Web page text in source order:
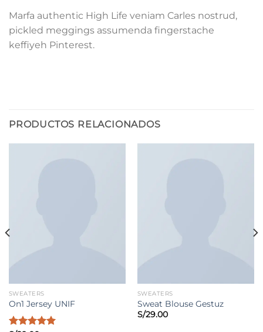
Marfa authentic High Life veniam Carles nostrud,
pickled meggings assumenda fingerstache
keffiyeh Pinterest.
PRODUCTOS RELACIONADOS
SWEATERS
On1 Jersey UNIF
SWEATERS
Sweat Blouse Gestuz
S/29.00